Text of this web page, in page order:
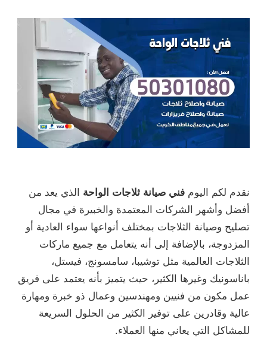
نقدم لكم اليوم فني صيانة ثلاجات الواحة الذي يعد من
أفضل وأشهر الشركات المعتمدة والخبيرة في مجال
تصليح وصيانة الثلاجات بمختلف أنواعها سواء العادية أو
المزدوجة، بالإضافة إلى أنه يتعامل مع جميع ماركات
الثلاجات العالمية مثل توشيبا، سامسونج، فيستل،
باناسونيك وغيرها الكثير، حيث يتميز بأنه يعتمد على فريق
عمل مكون من فنيين ومهندسين وعمال ذو خبرة ومهارة
عالية وقادرين على توفير الكثير من الحلول السريعة
للمشاكل التي يعاني منها العملاء.